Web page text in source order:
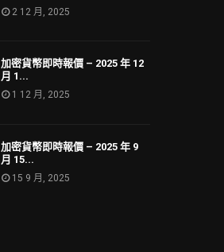
2 12 月, 2025
加密貨幣即時報價 – 2025 年 12
月 1...
1 12 月, 2025
加密貨幣即時報價 – 2025 年 9
月 15...
15 9 月, 2025